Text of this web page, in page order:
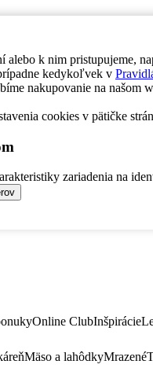
k nim pristupujeme,
kedykoľvek v
nakupovanie na našom
cookies v pätičke
zariadenia na
Online ClubInšpirácie
Mäso a lahôdkyMrazené